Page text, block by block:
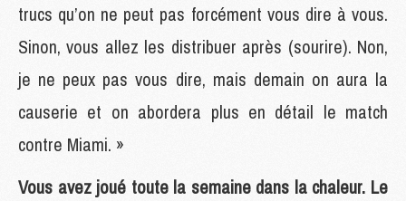
trucs qu’on ne peut pas forcément vous dire à vous.
Sinon, vous allez les distribuer après (sourire). Non,
je ne peux pas vous dire, mais demain on aura la
causerie et on abordera plus en détail le match
contre Miami. »
Vous avez joué toute la semaine dans la chaleur. Le